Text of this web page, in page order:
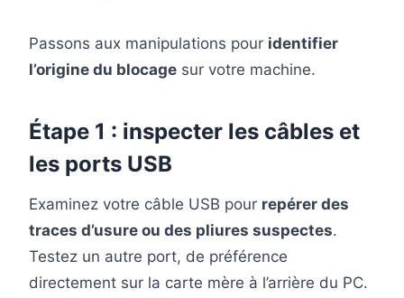
Passons aux manipulations pour identifier
l’origine du blocage sur votre machine.
Étape 1 : inspecter les câbles et
les ports USB
Examinez votre câble USB pour repérer des
traces d’usure ou des pliures suspectes.
Testez un autre port, de préférence
directement sur la carte mère à l’arrière du PC.